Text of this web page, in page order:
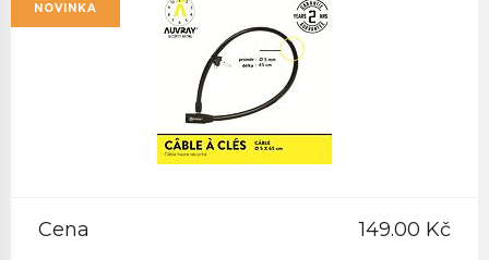
NOVINKA
Cena 149.00 Kč